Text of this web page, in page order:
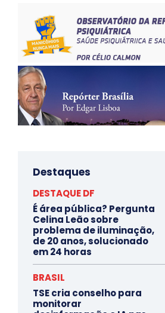
Destaques
DESTAQUE DF
É área pública? Pergunta
Celina Leão sobre
problema de iluminação,
de 20 anos, solucionado
em 24 horas
BRASIL
TSE cria conselho para
monitorar